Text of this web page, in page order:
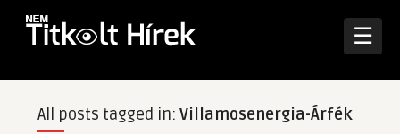
☰
All posts tagged in: Villamosenergia-Árfék